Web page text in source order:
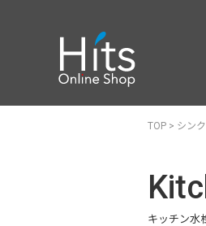
TOP > シン
キッチン水